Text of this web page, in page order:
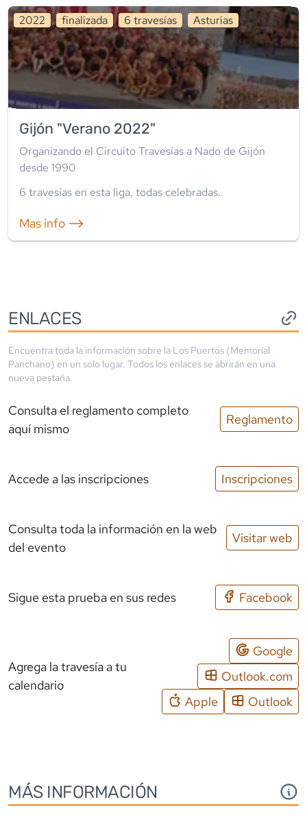
2022 finalizada 6 travesías Asturias
Gijón "Verano 2022"
Organizando el Circuito Travesías a Nado de Gijón
desde 1990
6 travesías en esta liga, todas celebradas.
Mas info ⟶
ENLACES
Encuentra toda la información sobre la Los Puertos (Memorial
Panchano) en un solo lugar. Todos los enlaces se abrirán en una
nueva pestaña.
Consulta el reglamento completo
aquí mismo
Reglamento
Accede a las inscripciones Inscripciones
Consulta toda la información en la web
del evento
Visitar web
Sigue esta prueba en sus redes Facebook
Agrega la travesía a tu
calendario
Google
Outlook.com
Apple
Outlook
MÁS INFORMACIÓN